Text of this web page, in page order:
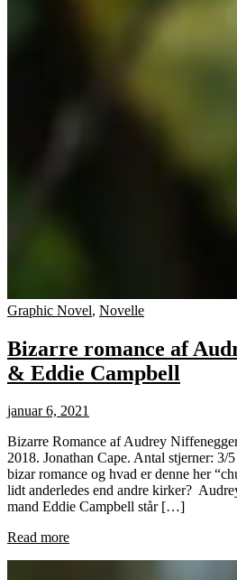
Graphic Novel, Novelle
Bizarre romance af
& Eddie Campbell
januar 6, 2021
Bizarre Romance af Audrey
2018. Jonathan Cape. Antal stjerner: 3/
bizar romance og hvad er denne her
lidt anderledes end andre kirker?
mand Eddie Campbell står […]
Read more